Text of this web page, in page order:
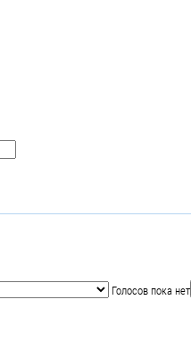
Голосов пока нет